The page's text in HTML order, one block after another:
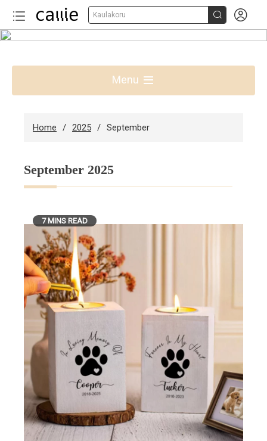
Kaulakoru  
content
Parhaat lahjaideat Suomessa
Menu
Home 2025 September
September 2025
7 MINS READ